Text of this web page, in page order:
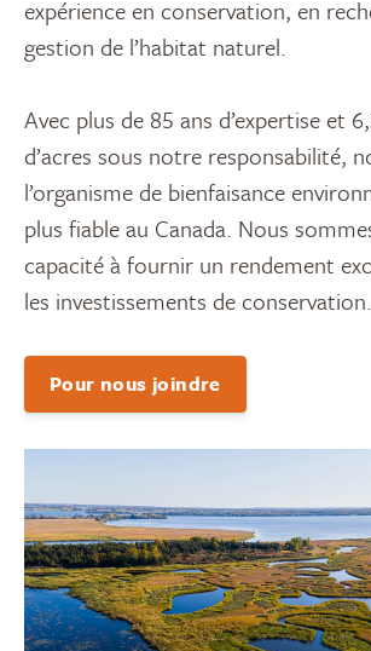
expérience en conservation, en
gestion de l’habitat naturel.
Avec plus de 85 ans d’expertise et
d’acres sous notre responsabilité,
l’organisme de bienfaisance
plus fiable au Canada. Nous
capacité à fournir un rendement
les investissements de conservation.
Pour nous joindre